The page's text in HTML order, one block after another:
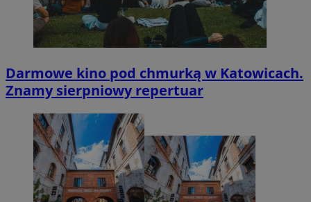
Darmowe kino pod chmurką w Katowicach.
Znamy sierpniowy repertuar